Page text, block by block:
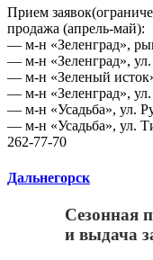
Прием
продажа (апрель-май):
— м-н «Зеленград»,
— м-н «Зеленград»,
— м-н «Зеленый
— м-н «Зеленград»,
— м-н «Усадьба», ул.
— м-н «Усадьба», ул.
262-77-70
Дальнегорск
Сезонная
и выдача